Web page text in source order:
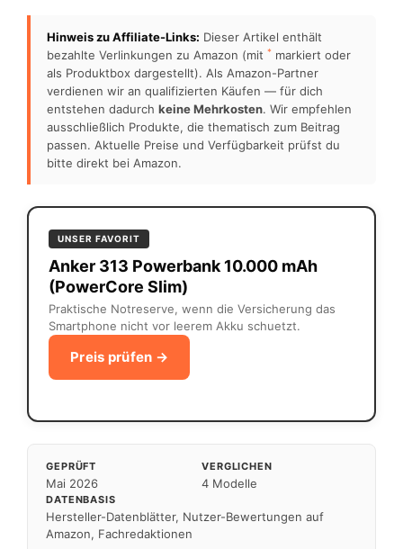
Hinweis zu Affiliate-Links: Dieser Artikel enthält
bezahlte Verlinkungen zu Amazon (mit * markiert oder
als Produktbox dargestellt). Als Amazon-Partner
verdienen wir an qualifizierten Käufen — für dich
entstehen dadurch keine Mehrkosten. Wir empfehlen
ausschließlich Produkte, die thematisch zum Beitrag
passen. Aktuelle Preise und Verfügbarkeit prüfst du
bitte direkt bei Amazon.
UNSER FAVORIT
Anker 313 Powerbank 10.000 mAh
(PowerCore Slim)
Praktische Notreserve, wenn die Versicherung das
Smartphone nicht vor leerem Akku schuetzt.
Preis prüfen →
GEPRÜFT
Mai 2026
VERGLICHEN
4 Modelle
DATENBASIS
Hersteller-Datenblätter, Nutzer-Bewertungen auf
Amazon, Fachredaktionen